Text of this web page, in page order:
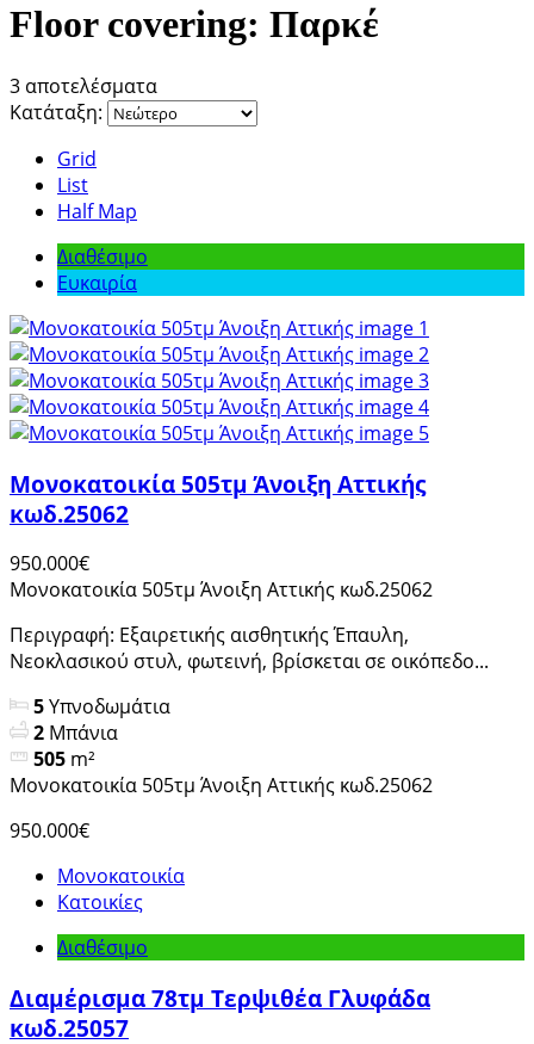
Floor covering: Παρκέ
3 αποτελέσματα
Κατάταξη:
Grid
List
Half Map
Διαθέσιμο
Ευκαιρία
Μονοκατοικία 505τμ Άνοιξη Αττικής
κωδ.25062
950.000€
Μονοκατοικία 505τμ Άνοιξη Αττικής κωδ.25062
Περιγραφή: Εξαιρετικής αισθητικής Έπαυλη,
Νεοκλασικού στυλ, φωτεινή, βρίσκεται σε οικόπεδο...
5Υπνοδωμάτια
2 Μπάνια
505 m²
Μονοκατοικία 505τμ Άνοιξη Αττικής κωδ.25062
950.000€
Μονοκατοικία
Κατοικίες
Διαθέσιμο
Διαμέρισμα 78τμ Τερψιθέα Γλυφάδα
κωδ.25057